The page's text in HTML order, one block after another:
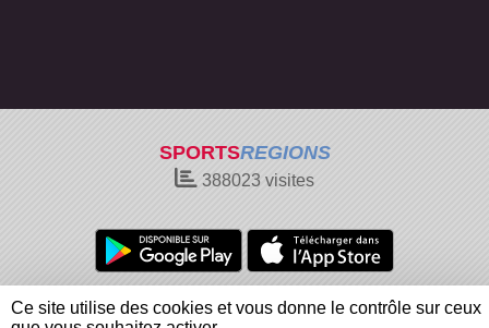
SPORTSREGIONS
388023 visites
Charte cookies
Gestion des cookies
Ce site utilise des cookies et vous donne le contrôle sur ceux